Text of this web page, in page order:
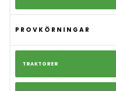
PROVKÖRNINGAR
TRAKTORER